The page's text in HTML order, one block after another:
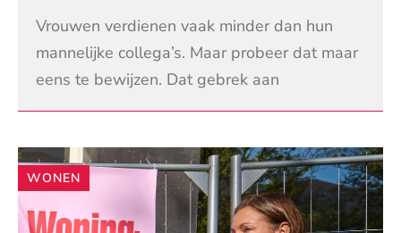
mannen en vrouwen? ‘Het zal mij
benieuwen, hoe dit gaat uitpakken’
Vrouwen verdienen vaak minder dan hun
mannelijke collega’s. Maar probeer dat maar
eens te bewijzen. Dat gebrek aan
transparantie moet veranderen met een
LEES VERDER
WONEN